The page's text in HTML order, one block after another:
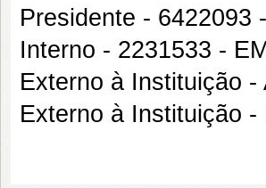
Presidente - 6422093
Interno - 2231533 -
Externo à Instituição
Externo à Instituição